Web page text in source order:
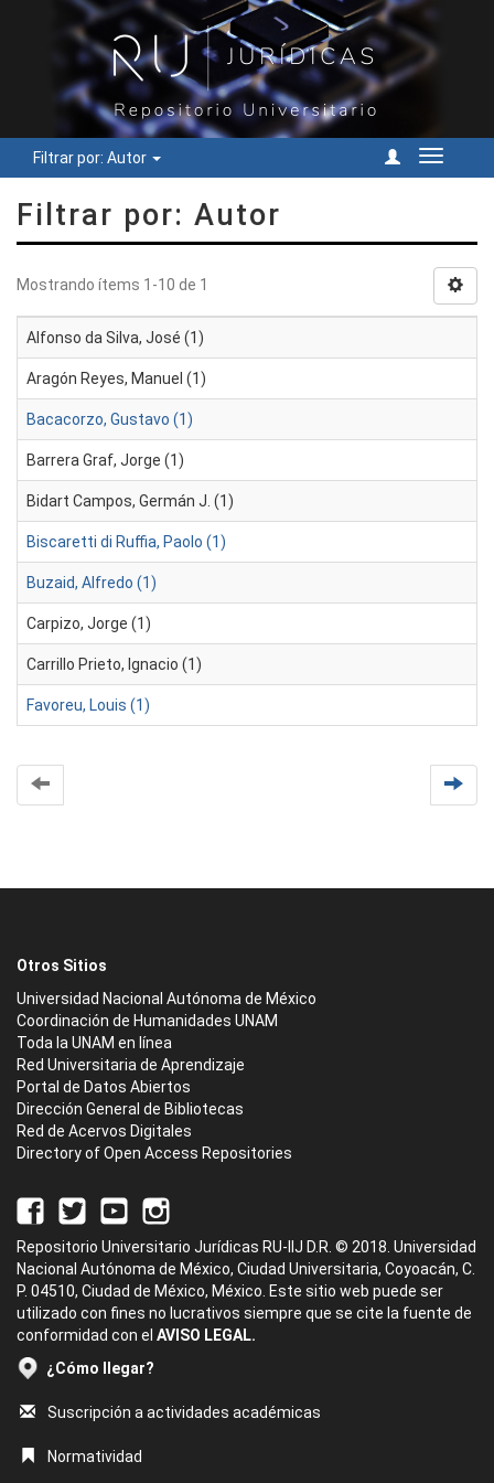
Filtrar por: Autor
Cambiar
Filtrar por: Autor
Mostrando ítems 1-10 de 1
Alfonso da Silva, José (1)
Aragón Reyes, Manuel (1)
Bacacorzo, Gustavo (1)
Barrera Graf, Jorge (1)
Bidart Campos, Germán J. (1)
Biscaretti di Ruffia, Paolo (1)
Buzaid, Alfredo (1)
Carpizo, Jorge (1)
Carrillo Prieto, Ignacio (1)
Favoreu, Louis (1)
Otros Sitios
Universidad Nacional Autónoma de México
Coordinación de Humanidades UNAM
Toda la UNAM en línea
Red Universitaria de Aprendizaje
Portal de Datos Abiertos
Dirección General de Bibliotecas
Red de Acervos Digitales
Directory of Open Access Repositories
Repositorio Universitario Jurídicas RU-IIJ D.R. © 2018. Universidad
Nacional Autónoma de México, Ciudad Universitaria, Coyoacán, C.
P. 04510, Ciudad de México, México. Este sitio web puede ser
utilizado con fines no lucrativos siempre que se cite la fuente de
conformidad con el AVISO LEGAL.
¿Cómo llegar?
Suscripción a actividades académicas
Normatividad